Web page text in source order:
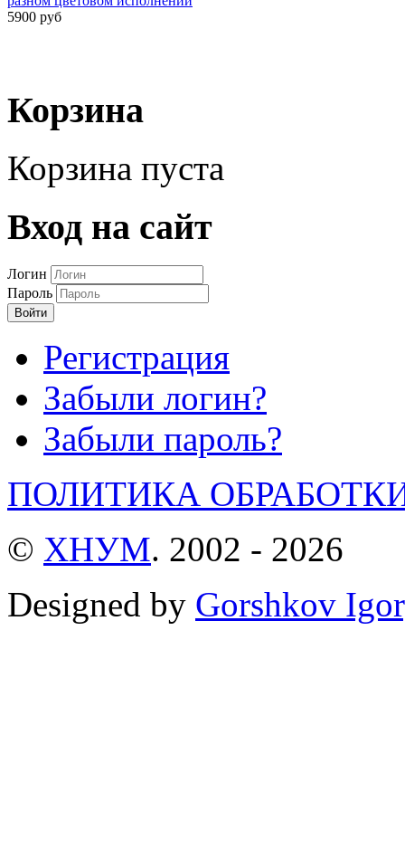
5900 руб
Корзина
Корзина пуста
Вход на сайт
Логин
Пароль
Войти
Регистрация
Забыли логин?
Забыли пароль?
ПОЛИТИКА
© ХНУМ. 2002 - 2026
Designed by Gorshkov Igor